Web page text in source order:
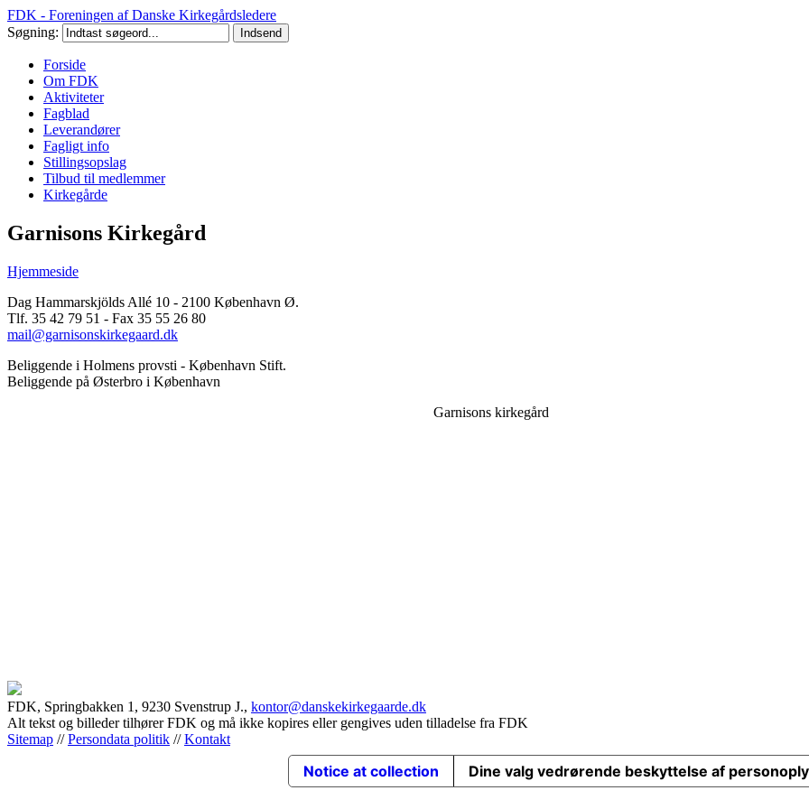
FDK - Foreningen af Danske Kirkegårdsledere
Søgning:
Forside
Om FDK
Aktiviteter
Fagblad
Leverandører
Fagligt info
Stillingsopslag
Tilbud til medlemmer
Kirkegårde
Garnisons Kirkegård
Hjemmeside
Dag Hammarskjölds Allé 10 - 2100 København Ø.
Tlf. 35 42 79 51 - Fax 35 55 26 80
mail@garnisonskirkegaard.dk
Beliggende i Holmens provsti - København Stift.
Beliggende på Østerbro i København
Garnisons kirkegård
FDK, Springbakken 1, 9230 Svenstrup J., kontor@danskekirkegaarde.dk
Alt tekst og billeder tilhører FDK og må ikke kopires eller gengives uden tilladelse fra FDK
Sitemap //Persondata politik //Kontakt
Notice at collection Dine valg vedrørende beskyttelse af